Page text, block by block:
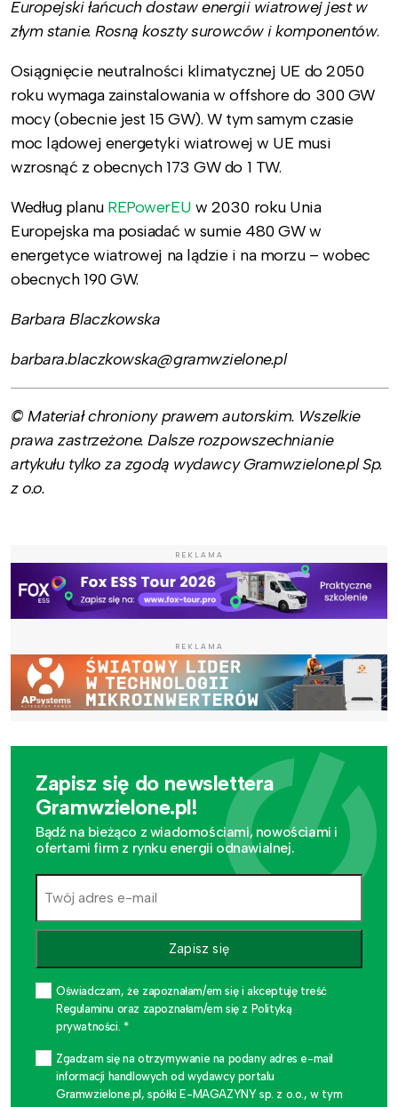
Europejski łańcuch dostaw energii wiatrowej jestw
złym stanie. Rosną koszty surowców i komponentów.
Osiągnięcie neutralności klimatycznej UE do 2050
roku wymaga zainstalowania w offshore do 300 GW
mocy (obecnie jest 15 GW). W tym samym czasie
moc lądowej energetyki wiatrowej w UE musi
wzrosnąć z obecnych 173 GW do 1 TW.
Według planu REPowerEU w 2030 roku Unia
Europejska ma posiadać w sumie 480 GW w
energetyce wiatrowej na lądzie i na morzu – wobec
obecnych 190 GW.
Barbara Blaczkowska
barbara.blaczkowska@gramwzielone.pl
© Materiał chroniony prawem autorskim. Wszelkie
prawa zastrzeżone. Dalsze rozpowszechnianie
artykułu tylko za zgodą wydawcy Gramwzielone.pl Sp.
z o.o.
REKLAMA
REKLAMA
Zapisz się do newslettera
Gramwzielone.pl!
Bądź na bieżąco z wiadomościami, nowościami i
ofertami firm z rynku energii odnawialnej.
Zapisz się
Oświadczam, że zapoznałam/em się i akceptuję treść
Regulaminu oraz zapoznałam/em się z Polityką
prywatności. *
Zgadzam się na otrzymywanie na podany adres e-mail
informacji handlowych od wydawcy portalu
Gramwzielone.pl, spółki E-MAGAZYNY sp. z o.o., w tym